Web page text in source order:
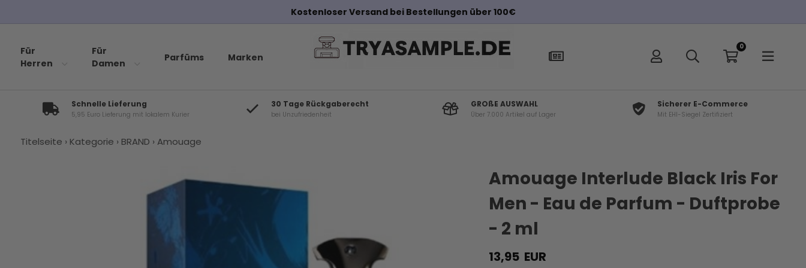
Kostenloser Versand bei Bestellungen über 100€
Für
Herren
Für
Damen
Parfüms Marken
0
Schnelle Lieferung
5,95 Euro Lieferung mit lokalem Kurier
30 Tage Rückgaberecht
bei Unzufriedenheit
GROßE AUSWAHL
Über 7.000 Artikel auf Lager
Sicherer E-Commerce
Mit EHI-Siegel Zertifiziert
Titelseite › Kategorie › BRAND › Amouage
Amouage Interlude Black Iris For
Men - Eau de Parfum - Duftprobe
- 2 ml
13,95EUR